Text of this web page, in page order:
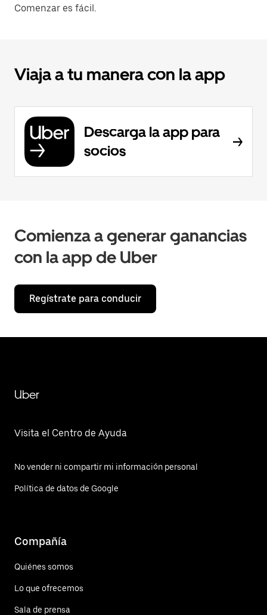
Comenzar es fácil.
Viaja a tu manera con la app
Descarga la app para
socios
Comienza a generar ganancias
con la app de Uber
Regístrate para conducir
Uber
Visita el Centro de Ayuda
No vender ni compartir mi información personal
Política de datos de Google
Compañía
Quiénes somos
Lo que ofrecemos
Sala de prensa